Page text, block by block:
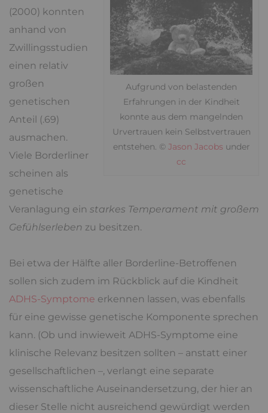
Aufgrund von belastenden
Erfahrungen in der Kindheit
konnte aus dem mangelnden
Urvertrauen kein Selbstvertrauen
entstehen. © Jason Jacobs under
cc
(2000) konnten
anhand von
Zwillingsstudien
einen relativ
großen
genetischen
Anteil (.69)
ausmachen.
Viele Borderliner
scheinen als
genetische
Veranlagung ein starkes Temperament mit großem
Gefühlserleben zu besitzen.
Bei etwa der Hälfte aller Borderline-Betroffenen
sollen sich zudem im Rückblick auf die Kindheit
ADHS-Symptome erkennen lassen, was ebenfalls
für eine gewisse genetische Komponente sprechen
kann. (Ob und inwieweit ADHS-Symptome eine
klinische Relevanz besitzen sollten – anstatt einer
gesellschaftlichen –, verlangt eine separate
wissenschaftliche Auseinandersetzung, der hier an
dieser Stelle nicht ausreichend gewürdigt werden